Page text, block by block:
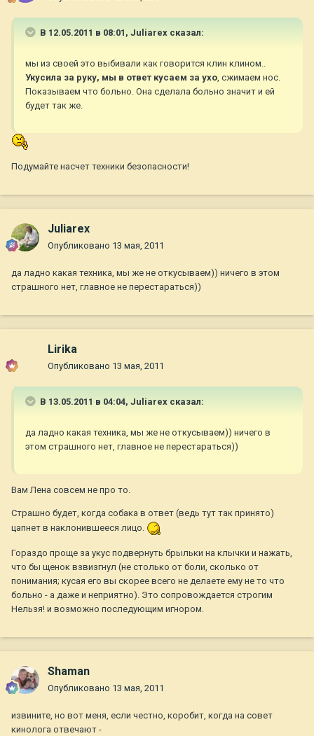
В 12.05.2011 в 08:01, Juliarex сказал:
мы из своей это выбивали как говорится клин клином..
Укусила за руку, мы в ответ кусаем за ухо, сжимаем нос.
Показываем что больно. Она сделала больно значит и ей
будет так же.
Подумайте насчет техники безопасности!
Juliarex
Опубликовано 13 мая, 2011
да ладно какая техника, мы же не откусываем)) ничего в этом
страшного нет, главное не перестараться))
Lirika
Опубликовано 13 мая, 2011
В 13.05.2011 в 04:04, Juliarex сказал:
да ладно какая техника, мы же не откусываем)) ничего в
этом страшного нет, главное не перестараться))
Вам Лена совсем не про то.
Страшно будет, когда собака в ответ (ведь тут так принято)
цапнет в наклонившееся лицо.
Гораздо проще за укус подвернуть брыльки на клычки и нажать,
что бы щенок взвизгнул (не столько от боли, сколько от
понимания; кусая его вы скорее всего не делаете ему не то что
больно - а даже и неприятно). Это сопровождается строгим
Нельзя! и возможно последующим игнором.
Shaman
Опубликовано 13 мая, 2011
извините, но вот меня, если честно, коробит, когда на совет
кинолога отвечают -